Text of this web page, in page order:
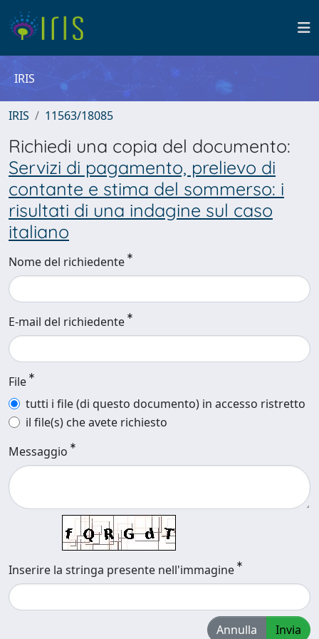
IRIS
IRIS 11563/18085
Richiedi una copia del documento:
Servizi di pagamento, prelievo di
contante e stima del sommerso: i
risultati di una indagine sul caso
italiano
Nome del richiedente
E-mail del richiedente
File
tutti i file (di questo documento) in accesso ristretto
il file(s) che avete richiesto
Messaggio
Inserire la stringa presente nell'immagine
Annulla Invia